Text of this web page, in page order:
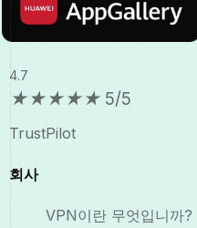
4.7
★★★★★ 5/5
TrustPilot
회사
VPN이란 무엇입니까?